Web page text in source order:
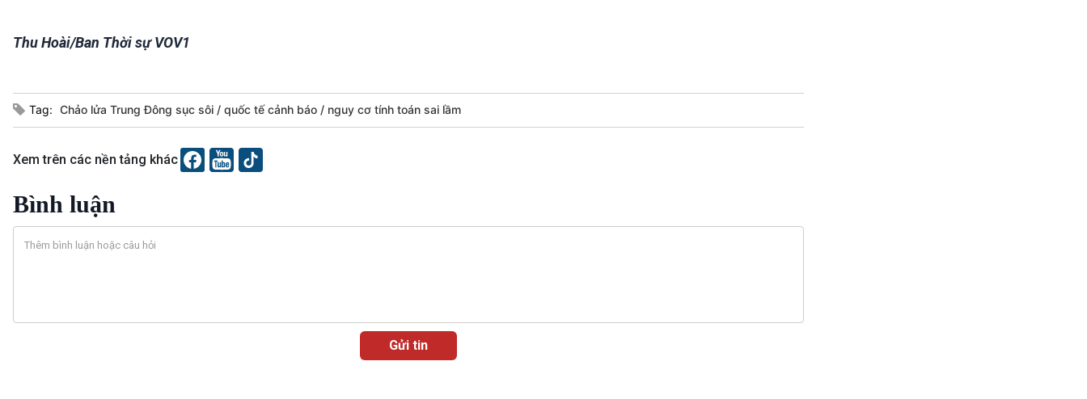
Thu Hoài/Ban Thời sự VOV1
Tag: Chảo lửa Trung Đông sục sôi quốc tế cảnh báo nguy cơ tính toán sai lầm
Xem trên các nền tảng khác
Bình luận